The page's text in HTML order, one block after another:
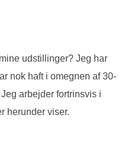
udstillinger? Jeg har
nok haft i omegnen af 30-
arbejder fortrinsvis i
herunder viser.